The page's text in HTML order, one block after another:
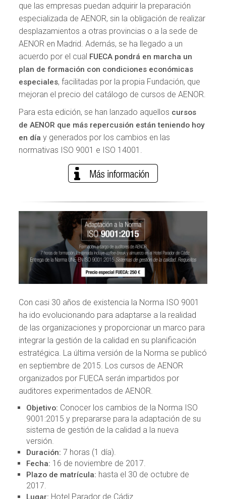
que las empresas puedan adquirir la preparación
especializada de AENOR, sin la obligación de realizar
desplazamientos a otras provincias o a la sede de
AENOR en Madrid. Además, se ha llegado a un
acuerdo por el cual FUECA pondrá en marcha un
plan de formación con condiciones económicas
especiales, facilitadas por la propia Fundación, que
mejoran el precio del catálogo de cursos de AENOR.
Para esta edición, se han lanzado aquellos cursos
de AENOR que más repercusión están teniendo hoy
en día y generados por los cambios en las
normativas ISO 9001 e ISO 14001.
Con casi 30 años de existencia la Norma ISO 9001
ha ido evolucionando para adaptarse a la realidad
de las organizaciones y proporcionar un marco para
integrar la gestión de la calidad en su planificación
estratégica. La última versión de la Norma se publicó
en septiembre de 2015. Los cursos de AENOR
organizados por FUECA serán impartidos por
auditores experimentados de AENOR.
Objetivo: Conocer los cambios de la Norma ISO
9001:2015 y prepararse para la adaptación de su
sistema de gestión de la calidad a la nueva
versión.
Duración: 7 horas (1 día).
Fecha: 16 de noviembre de 2017.
Plazo de matrícula: hasta el 30 de octubre de
2017.
Lugar: Hotel Parador de Cádiz.